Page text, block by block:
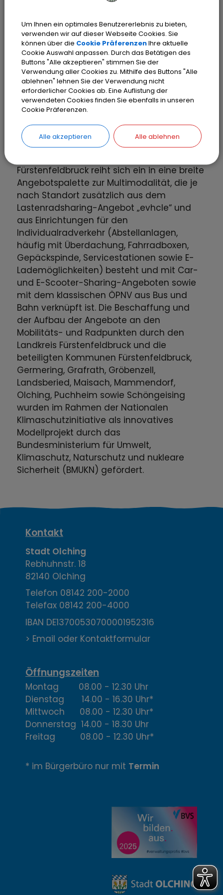
belegt, sind die Räder unmittelbar neben
abzustellen. Bei Fahrten über die
Landkreisgrenze hinweg ist zu beachten,
dass für die „MyRadl“-Fahrräder in anderen
Gebietskörperschaften (z. B. Stadt München
oder Landkreis Starnberg) meist keine
eigenen Einsteller existieren. Die
Abstellflächen lassen sich aber auch dort
über die genannten Apps identifizieren.
Das neue „MyRadl“-Angebot an den 67
Fürstenfeldbruck reiht sich ein in eine breite
Angebotspalette zur Multimodalität, die je
nach Standort zusätzlich aus dem
Lastenradsharing-Angebot „evhcle“ und
aus Einrichtungen für den
Individualradverkehr (Abstellanlagen,
häufig mit Überdachung, Fahrradboxen,
Gepäckspinde, Servicestationen sowie E-
Lademöglichkeiten) besteht und mit Car-
und E-Scooter-Sharing-Angeboten sowie
mit dem klassischen ÖPNV aus Bus und
Bahn verknüpft ist. Die Beschaffung und
der Aufbau der Angebote an den
Mobilitäts- und Radpunkten durch den
Landkreis Fürstenfeldbruck und die
beteiligten Kommunen Fürstenfeldbruck,
Germering, Grafrath, Gröbenzell,
Landsberied, Maisach, Mammendorf,
Olching, Puchheim sowie Schöngeising
wurden im Rahmen der Nationalen
Klimaschutzinitiative als innovatives
Modellprojekt durch das
Bundesministerium für Umwelt,
Klimaschutz, Naturschutz und nukleare
Sicherheit (BMUKN) gefördert.
K
o
n
t
a
k
,
Ö
f
f
n
u
Kontakt
Stadt Olching
Rebhuhnstr. 18
82140 Olching
Telefon 08142 200-2000
Telefax 08142 200-4000
IBAN DE13700530700001952316
> Email oder Kontaktformular
Öffnungszeiten
Montag 08.00 - 12.30 Uhr
Dienstag 14.00 - 16.30 Uhr*
Mittwoch 08.00 - 12.30 Uhr*
Donnerstag 14.00 - 18.30 Uhr
Freitag 08.00 - 12.30 Uhr*
* im Bürgerbüro nur mit Termin
Um Ihnen ein optimales Benutzererlebnis zu bieten,
verwenden wir auf dieser Webseite Cookies. Sie
können über die Cookie PräferenzenIhre aktuelle
Cookie Auswahl anpassen. Durch das Betätigen des
Buttons "Alle akzeptieren" stimmen Sie der
Verwendung aller Cookies zu. Mithilfe des Buttons "Alle
ablehnen" lehnen Sie der Verwendung nicht
erforderlicher Cookies ab. Eine Auflistung der
verwendeten Cookies finden Sie ebenfalls in unseren
Cookie Präferenzen.
Alle akzeptieren Alle ablehnen